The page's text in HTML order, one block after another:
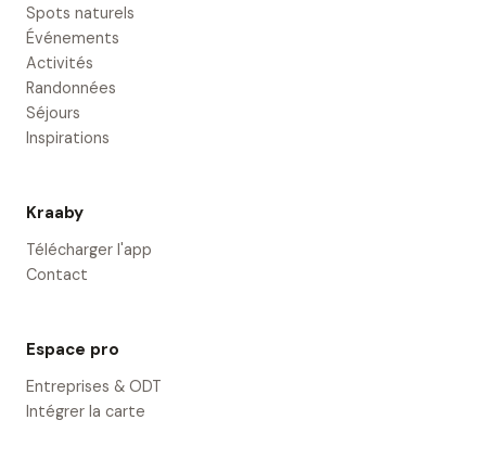
Spots naturels
Événements
Activités
Randonnées
Séjours
Inspirations
Kraaby
Télécharger l'app
Contact
Espace pro
Entreprises & ODT
Intégrer la carte